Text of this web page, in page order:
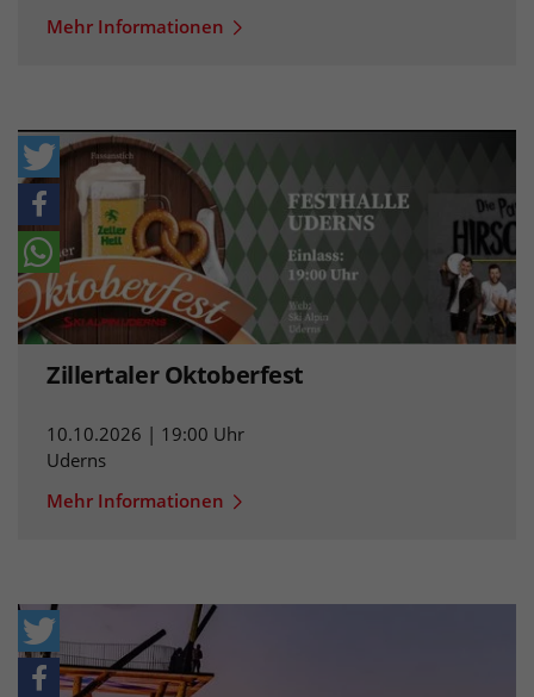
Mehr Informationen
Zillertaler Oktoberfest
10.10.2026 | 19:00 Uhr
Uderns
Mehr Informationen